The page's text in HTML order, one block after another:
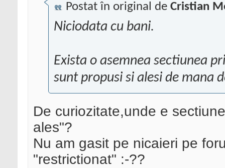
Postat în original de Cristian
Niciodata cu bani.
Exista o asemnea sectiunea
sunt propusi si alesi de mana
De curiozitate,unde e
ales"?
Nu am gasit pe nicaieri pe
"restrictionat" :-??